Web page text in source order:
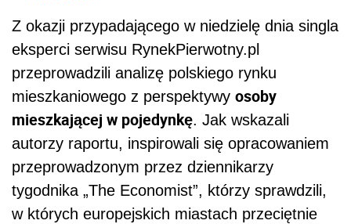
Z okazji przypadającego w niedzielę dnia singla
eksperci serwisu RynekPierwotny.pl
przeprowadzili analizę polskiego rynku
mieszkaniowego z perspektywy osoby
mieszkającej w pojedynkę. Jak wskazali
autorzy raportu, inspirowali się opracowaniem
przeprowadzonym przez dziennikarzy
tygodnika „The Economist”, którzy sprawdzili,
w których europejskich miastach przeciętnie